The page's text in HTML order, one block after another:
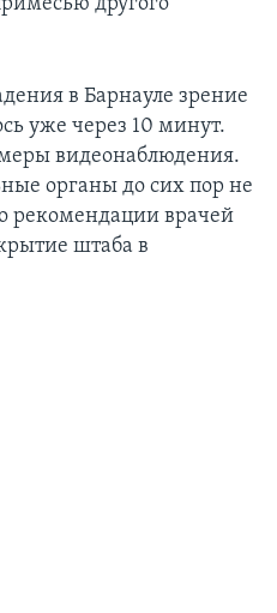
другого
в Барнауле зрение
уже через 10 минут.
видеонаблюдения.
органы до сих пор не
рекомендации врачей
штаба в